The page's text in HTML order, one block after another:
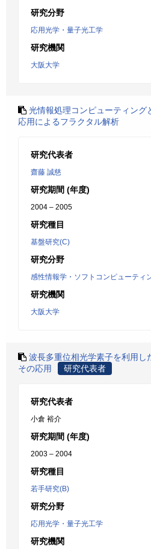
研究分野
応用光学・量子光工学
研究機関
大阪大学
光情報処理コンピューティング
応用によるフラクタル解析
研究代表者
齋藤 誠慈
研究期間 (年度)
2004 – 2005
研究種目
基盤研究(C)
研究分野
感性情報学・ソフトコンピューティ
研究機関
大阪大学
波長多重位相光学素子を利用し
その応用
研究代表者
研究代表者
小倉 裕介
研究期間 (年度)
2003 – 2004
研究種目
若手研究(B)
研究分野
応用光学・量子光工学
研究機関